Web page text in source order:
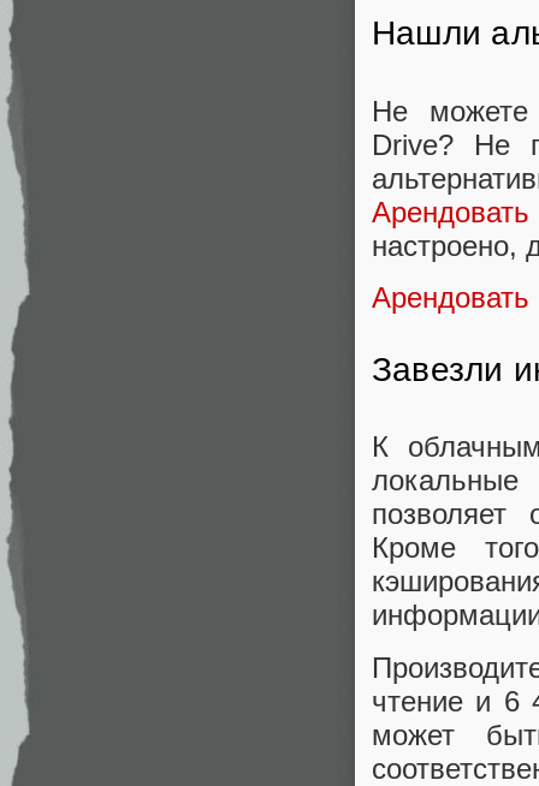
Нашли
Не можете
Drive? Не
настроено,
Завезли
К
Кроме
чтение и 6
может